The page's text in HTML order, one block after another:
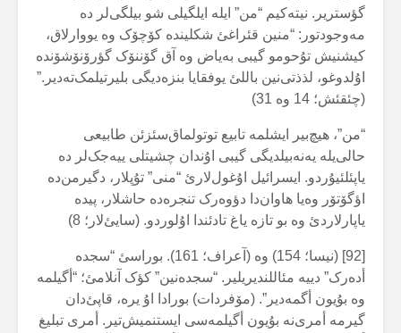
گؤستریر. نیتەکیم “من” ایلە ایلگیلی شو بیلگی‌لر دە
مەوجودتور: “منین قئراغئ شکلیندە کۆچۆک وە یووارلاق،
کیشنیش تۇحومو گیبی بەیاض وە آق گۆننۆک گؤرۆنۆشۆندە
اۇلدوغو، لذذتی‌نین باللئ یوفقایا بنزەدیگی بلیرتیلمک‌تەدیر.”
(چئقئش؛ 14 وە 31)
“من”، هیچ‌بیر ایشلمە تابیع توتولماق‌سئزئن طابیعی
حالی‌یلە یەنەبیلدیگی گیبی اۇندان چشیتلی ییەجک‌لر دە
یاپئلئیۇردو. ایسرائیل اۇغول‌لارئ “منی” تۇپلار، دگیرمن‌دە
اؤگۆتۆر وەیا هاوان‌دا دؤوەرک تنجرەدە حاشلار، پیدە
یاپارلاردئ وە بو تازە یاغ تادئندا اۇلوردو. (سایئ‌لار؛ 8)
[92] (نیسا؛ 154) وە (آعراف؛ 161). بوراسئ “سجدە
أدەرک” دییە مئاللندیریلیر. “سجدەنین” کؤک آنلامئ؛ “أگیلمە
وە بۇیون أگمەدیر”. (مۆفردات) بورادا اۇ یرە، قاپئ‌دان
گیرمە أمری‌نە بۇیون أگیلمەسی ایستنمیش‌تیر. أمری تبلیغ